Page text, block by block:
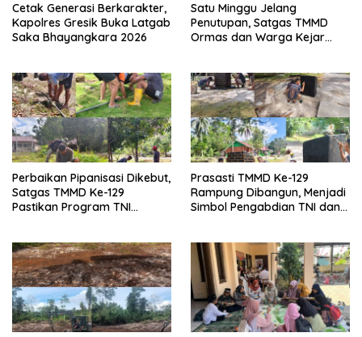
Cetak Generasi Berkarakter,
Kapolres Gresik Buka Latgab
Saka Bhayangkara 2026
Satu Minggu Jelang
Penutupan, Satgas TMMD
Ormas dan Warga Kejar
Perbaikan Pipanisasi Dikebut,
Satgas TMMD Ke-129
Pastikan Program TNI
Sesor
Prasasti TMMD Ke-129
Rampung Dibangun, Menjadi
Simbol Pengabdian TNI dan